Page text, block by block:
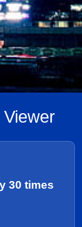
30 times